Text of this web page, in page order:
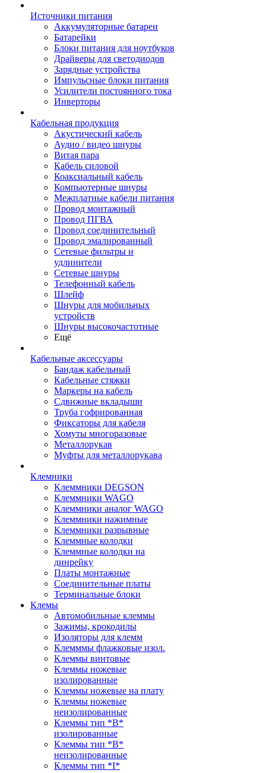
Источники питания
Аккумуляторные батареи
Батарейки
Блоки питания для ноутбуков
Драйверы для светодиодов
Зарядные устройства
Импульсные блоки питания
Усилители постоянного тока
Инверторы
Кабельная продукция
Акустический кабель
Аудио / видео шнуры
Витая пара
Кабель силовой
Коаксиальный кабель
Компьютерные шнуры
Межплатные кабели питания
Провод монтажный
Провод ПГВА
Провод соединительный
Провод эмалированный
Сетевые фильтры и
удлинители
Сетевые шнуры
Телефонный кабель
Шлейф
Шнуры для мобильных
устройств
Шнуры высокочастотные
Ещё
Кабельные аксессуары
Бандаж кабельный
Кабельные стяжки
Маркеры на кабель
Сдвижные вкладыши
Труба гофрированная
Фиксаторы для кабеля
Хомуты многоразовые
Металлорукав
Муфты для металлорукава
Клемники
Клеммники DEGSON
Клеммники WAGO
Клеммники аналог WAGO
Клеммники нажимные
Клеммники разрывные
Клеммные колодки
Клеммные колодки на
динрейку
Платы монтажные
Соединительные платы
Терминальные блоки
Клемы
Автомобильные клеммы
Зажимы, крокодилы
Изоляторы для клемм
Клемммы флажковые изол.
Клеммы винтовые
Клеммы ножевые
изолированные
Клеммы ножевые на плату
Клеммы ножевые
неизолированные
Клеммы тип *B*
изолированные
Клеммы тип *B*
неизолированные
Клеммы тип *I*